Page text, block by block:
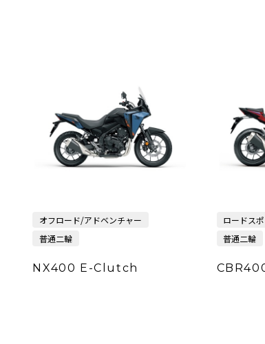
オフロード/アドベンチャー
普通二輪
NX400 E-Clutch
ロードス
普通二輪